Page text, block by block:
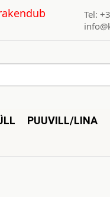
Tel:
PUUVILL/LINA